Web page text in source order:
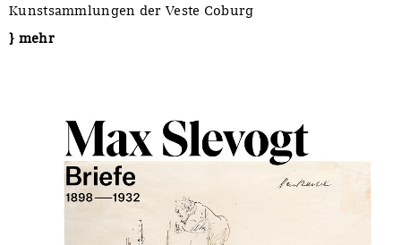
Kunstsammlungen der Veste Coburg
} mehr